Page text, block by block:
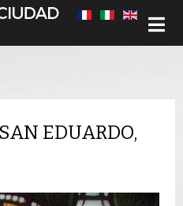
EDUARDO,